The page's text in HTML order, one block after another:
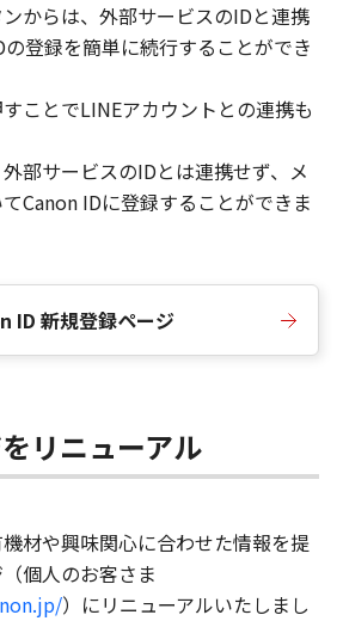
からは、外部サービスのIDと連携
登録を簡単に続行することができ
すことでLINEアカウントとの連携も
部サービスのIDとは連携せず、メ
Canon IDに登録することができま
ID 新規登録ページ
リニューアル
材や興味関心に合わせた情報を提
個人のお客さま
）にリニューアルいたしまし